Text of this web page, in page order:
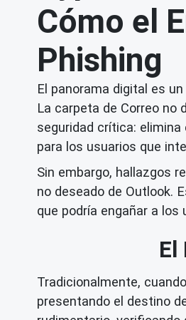
Cómo el
Phishing
El panorama digital es
La carpeta de Correo
seguridad crítica:
para los usuarios que
Sin embargo, hallazgos
no deseado de Outlook.
que podría engañar a
El
Tradicionalmente,
presentando el destino